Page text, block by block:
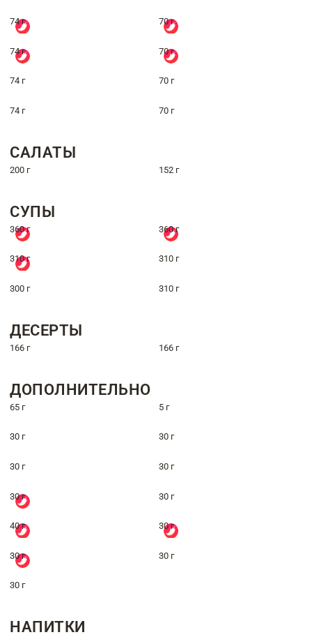
74 г 70 г
74 г 70 г
74 г 70 г
74 г 70 г
САЛАТЫ
200 г 152 г
СУПЫ
360 г 360 г
310 г 310 г
300 г 310 г
ДЕСЕРТЫ
166 г 166 г
ДОПОЛНИТЕЛЬНО
65 г 5 г
30 г 30 г
30 г 30 г
30 г 30 г
40 г 30 г
30 г 30 г
30 г
НАПИТКИ